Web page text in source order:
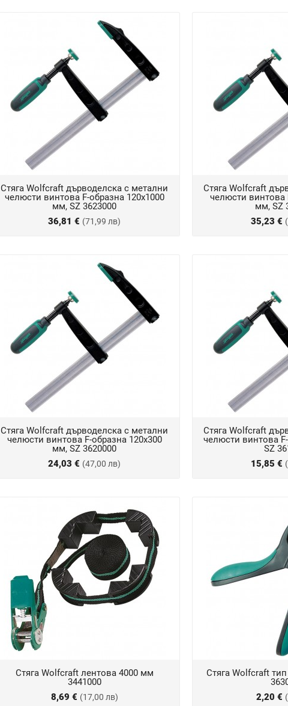
Стяга Wolfcraft дърводелска с метални
челюсти винтова F-образна 120х1000
мм, SZ 3623000
36,81 € (71,99 лв)
Стяга Wolfcraft
челюсти винтова
мм, SZ
35,23 €
Стяга Wolfcraft дърводелска с метални
челюсти винтова F-образна 120х300
мм, SZ 3620000
24,03 € (47,00 лв)
Стяга Wolfcraft
челюсти винтова
SZ
15,85 €
Стяга Wolfcraft лентова 4000 мм
3441000
8,69 € (17,00 лв)
Стяга Wolfcraft
2,20 €